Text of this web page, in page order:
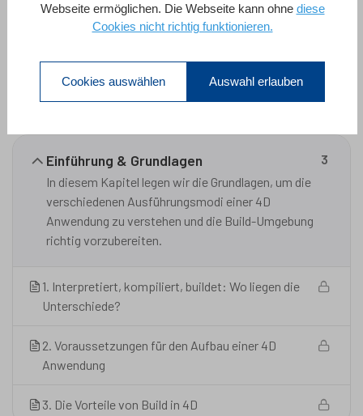
(Quelldateien)
Wissen, wie man ein 4D Projekt kompiliert
Lehrplan
Einführung & Grundlagen
In diesem Kapitel legen wir die Grundlagen, um die
verschiedenen Ausführungsmodi einer 4D
Anwendung zu verstehen und die Build-Umgebung
richtig vorzubereiten.
3
1. Interpretiert, kompiliert, buildet: Wo liegen die
Unterschiede?
2. Voraussetzungen für den Aufbau einer 4D
Anwendung
3. Die Vorteile von Build in 4D
Webseite ermöglichen. Die Webseite kann ohne diese
Cookies nicht richtig funktionieren.
Cookies auswählen Auswahl erlauben